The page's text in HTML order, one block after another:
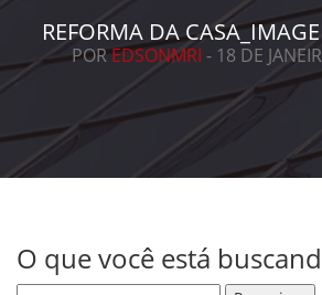
REFORMA DA
POREDSONMRI - 18 DE
O que você está